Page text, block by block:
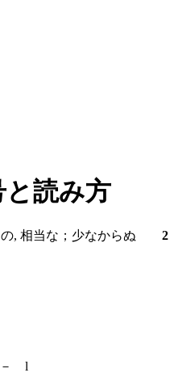
と読み方
の, 相当な；少なからぬ 2
l